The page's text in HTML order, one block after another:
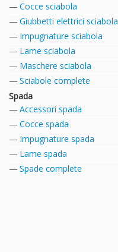
Cocce sciabola
Giubbetti elettrici sciabola
Impugnature sciabola
Lame sciabola
Maschere sciabola
Sciabole complete
Spada
Accessori spada
Cocce spada
Impugnature spada
Lame spada
Spade complete